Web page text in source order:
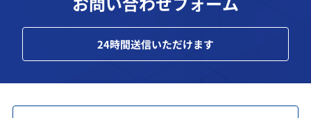
24時間送信いただけます